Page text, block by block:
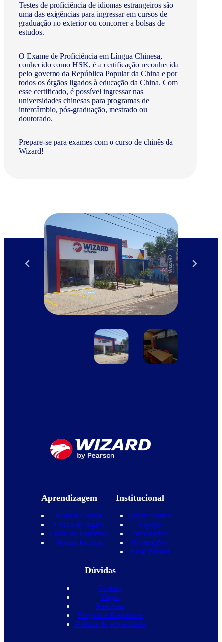
Testes de proficiência de idiomas estrangeiros são
uma das exigências para ingressar em cursos de
graduação no exterior ou concorrer a bolsas de
estudos.
O Exame de Proficiência em Língua Chinesa,
conhecido como HSK, é a certificação reconhecida
pelo governo da República Popular da China e por
todos os órgãos ligados à educação da China. Com
esse certificado, é possível ingressar nas
universidades chinesas para programas de
intercâmbio, pós-graduação, mestrado ou
doutorado.
Prepare-se para exames com o curso de chinês da
Wizard!
Aprendizagem
Nossos Cursos
Curso de Inglês
Curso de Espanhol
Nossas Escolas
Institucional
Quem Somos
Equipe
Novidades
Promoções
Blog Wizard
Dúvidas
Contato
Vagas
Parcerias
Perguntas frequentes
Política de privacidade